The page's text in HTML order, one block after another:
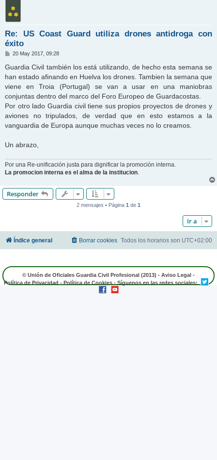
Re: US Coast Guard utiliza drones antidroga con
éxito
M
n
a
j
e
20 May 2017, 09:28
Guardia Civil también los está utilizando, de hecho esta semana se
han estado afinando en Huelva los drones. Tambien la semana que
viene en Troia (Portugal) se van a usar en una maniobras
conjuntas dentro del marco del Foro Europeo de Guardacostas.
Por otro lado Guardia civil tiene sus propios proyectos de drones y
aviones no tripulados, de verdad que en esto estamos a la
vanguardia de Europa aunque muchas veces no lo creamos.
Un abrazo,
Por una Re-unificación justa para dignificar la promoción interna.
La promocion interna es el alma de la institucion
Responder
2 mensajes • Página 1 de 1
Ir a
Índice general Todos los horarios son UTC+02:00
Borrar cookies
© Unión de Oficiales Guardia Civil Profesional (2013) - Aviso Legal -
Política de Privacidad - Política de Cookies - Síguenos en las redes sociales: